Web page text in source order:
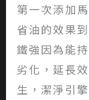
第一次添加
省油的效果
鐵強因為能
劣化，延長
生，潔淨引